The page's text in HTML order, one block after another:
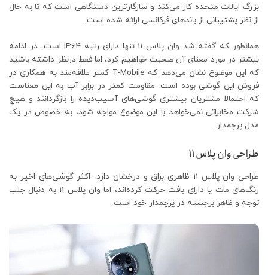
بزرگ ایالات متحده کار می‌کند و سازگارترین دستگاهی است که تا به حال
از نظر پشتیبانی از باندهای فرکانسی ارائه شده است.
همانطور که گفته شد وان پلاس 11 تنها دارای رتبه IP64 است. در ادامه
بیشتر در مورد معنای آن صحبت خواهیم کرد، اما فقط درنظر داشته باشید
که این موضوع نشان می‌دهد که T-Mobile کمتر علاقه‌مند به همکاری در
فروش این گوشی بوده است. مقاومت کمتر در برابر آب به این معناست
که احتمالا مشتریان بیشتری گوشی‌های آسیب‌دیده را بازگردانند و هیچ
شرکت مخابراتی نمی‌خواهد با این موضوع مواجه شود، به خصوص در یک
مدل پرچمدار.
طراحی وان پلاس 11
طراحی وان پلاس 11 ظاهری براق و درخشان دارد. اکثر گوشی‌های اخیر به
رنگ‌های مات یا دارای بافت حرکت کرده‌اند، اما وان پلاس 11 به دنبال جلب
توجه و ظاهر برجسته در پرچمدار خود است.